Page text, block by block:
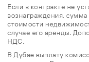
Если в контракте не
вознаграждения,
стоимости
случае его аренды.
НДС.
В Дубае выплату